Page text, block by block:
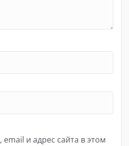
и адрес сайта в этом